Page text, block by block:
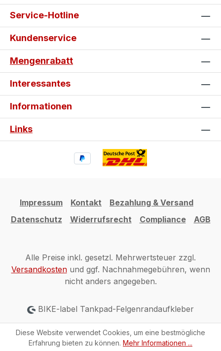
Service-Hotline
Kundenservice
Mengenrabatt
Interessantes
Informationen
Links
Impressum Kontakt
Bezahlung & Versand
Datenschutz
Widerrufsrecht Compliance AGB
Alle Preise inkl. gesetzl. Mehrwertsteuer zzgl.
Versandkostenund ggf. Nachnahmegebühren, wenn
nicht anders angegeben.
BIKE-label Tankpad-Felgenrandaufkleber
Diese Website verwendet Cookies, um eine bestmögliche
Erfahrung bieten zu können. Mehr Informationen ...